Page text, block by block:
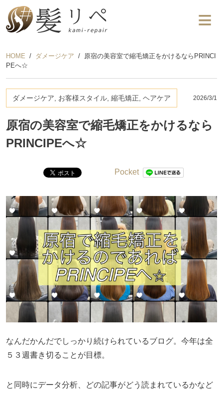
HOME ダメージケア
原宿の美容室で縮毛矯正をかけるならPRINCI
PEへ☆
ダメージケア, お客様スタイル, 縮毛矯正, ヘアケア 2026/3/1
原宿の美容室で縮毛矯正をかけるなら
PRINCIPEへ☆
Pocket
なんだかんだでしっかり続けられているブログ。今年は全
５３週書き切ることが目標。
と同時にデータ分析、どの記事がどう読まれているかなど